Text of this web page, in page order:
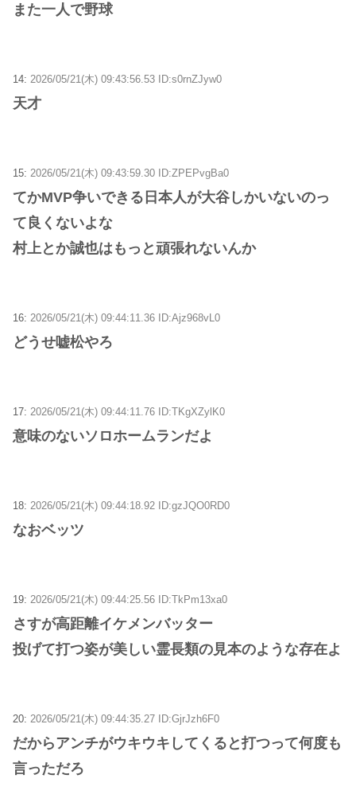
また一人で野球
14: 2026/05/21(木) 09:43:56.53 ID:s0rnZJyw0
天才
15: 2026/05/21(木) 09:43:59.30 ID:ZPEPvgBa0
てかMVP争いできる日本人が大谷しかいないのっ
て良くないよな
村上とか誠也はもっと頑張れないんか
16: 2026/05/21(木) 09:44:11.36 ID:Ajz968vL0
どうせ嘘松やろ
17: 2026/05/21(木) 09:44:11.76 ID:TKgXZylK0
意味のないソロホームランだよ
18: 2026/05/21(木) 09:44:18.92 ID:gzJQO0RD0
なおベッツ
19: 2026/05/21(木) 09:44:25.56 ID:TkPm13xa0
さすが高距離イケメンバッター
投げて打つ姿が美しい霊長類の見本のような存在よ
20: 2026/05/21(木) 09:44:35.27 ID:GjrJzh6F0
だからアンチがウキウキしてくると打つって何度も
言っただろ